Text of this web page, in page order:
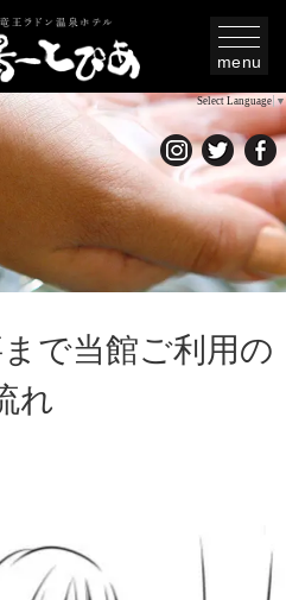
Select Language ▼
menu
で当館ご利用の
れ